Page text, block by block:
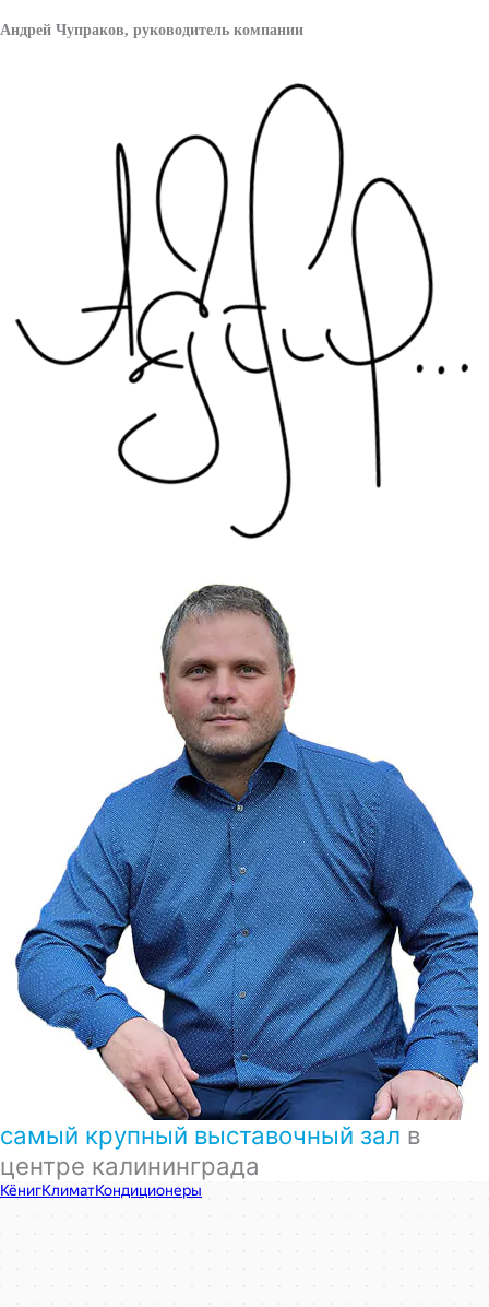
Андрей Чупраков, руководитель компании
самый крупный выставочный зал в
центре калининграда
КёнигКлимат
Кондиционеры в Калининграде